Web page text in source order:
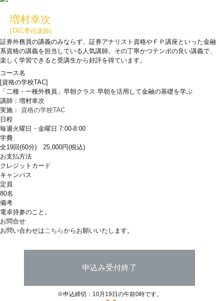
増村幸次
(TAC専任講師)
証券外務員の講義のみならず、証券アナリスト資格やＦＰ講座といった金融
系資格の講義を担当している人気講師。その丁寧かつテンポの良い講義で、
楽しく学習できると受講生から好評を得ています。
コース名
[資格の学校TAC]
「二種・一種外務員」早朝クラス 早朝を活用して金融の基礎を学ぶ
講師：増村幸次
実施： 資格の学校TAC
日程
毎週火曜日・金曜日 7:00-8:00
学費
全19回(60分) 25,000円(税込)
お支払方法
クレジットカード
キャンパス
定員
80名
備考
電卓持参のこと。
お問合せ
お問い合わせはこちらからお願いいたします。
申込み受付終了
※申込締切：10月19日の午前0時です。